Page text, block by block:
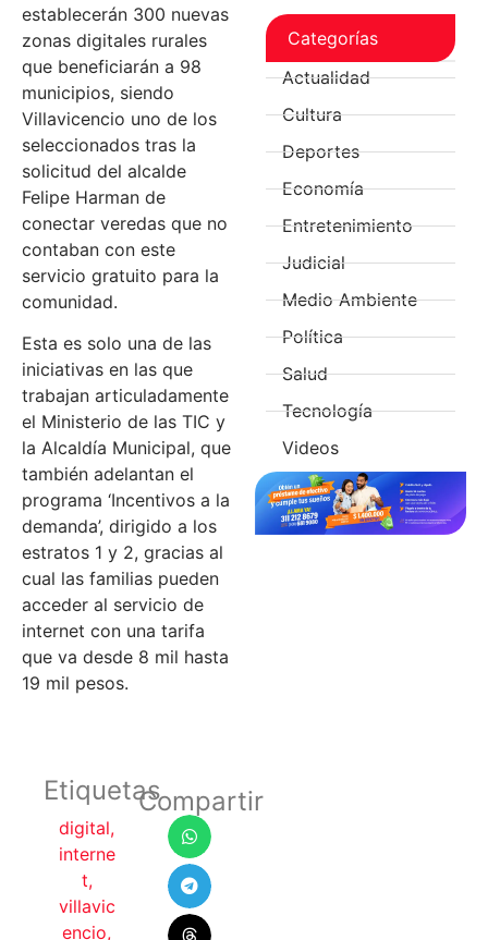
establecerán 300 nuevas
zonas digitales rurales
que beneficiarán a 98
municipios, siendo
Villavicencio uno de los
seleccionados tras la
solicitud del alcalde
Felipe Harman de
conectar veredas que no
contaban con este
servicio gratuito para la
comunidad.
Esta es solo una de las
iniciativas en las que
trabajan articuladamente
el Ministerio de las TIC y
la Alcaldía Municipal, que
también adelantan el
programa ‘Incentivos a la
demanda’, dirigido a los
estratos 1 y 2, gracias al
cual las familias pueden
acceder al servicio de
internet con una tarifa
que va desde 8 mil hasta
19 mil pesos.
Etiquetas
digital,
interne
t,
villavic
encio,
Compartir
Categorías
Actualidad
Cultura
Deportes
Economía
Entretenimiento
Judicial
Medio Ambiente
Política
Salud
Tecnología
Videos